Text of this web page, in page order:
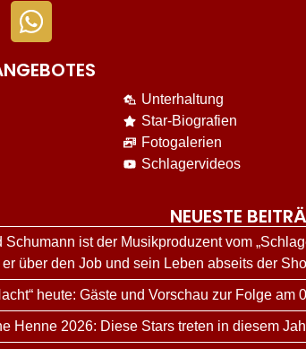
Unterhaltung
Star-Biografien
Fotogalerien
Schlagervideos
NEUESTE
Schumann ist der Musikproduzent vom
über den Job und sein Leben abseits der
heute: Gäste und Vorschau zur Folge am
Henne 2026: Diese Stars treten in diesem